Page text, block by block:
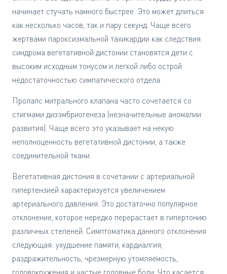
начинает стучать намного быстрее. Это может длиться
как несколько часов, так и пару секунд. Чаще всего
жертвами пароксизмальной тахикардии как следствия
синдрома вегетативной дистонии становятся дети с
высоким исходным тонусом и легкой либо острой
недостаточностью симпатического отдела.
Пролапс митрального клапана часто сочетается со
стигмами дизэмбриогенеза (незначительные аномалии
развития). Чаще всего это указывает на некую
неполноценность вегетативной дистонии, а также
соединительной ткани.
Вегетативная дистония в сочетании с артериальной
гипертензией характеризуется увеличением
артериального давления. Это достаточно популярное
отклонение, которое нередко перерастает в гипертонию
различных степеней. Симптоматика данного отклонения
следующая: ухудшение памяти, кардиалгия,
раздражительность, чрезмерную утомляемость,
головокружения и частые головные боли. Что касается